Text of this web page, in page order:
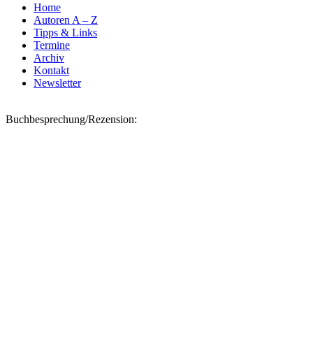
Home
Autoren A – Z
Tipps & Links
Termine
Archiv
Kontakt
Newsletter
Buchbesprechung/Rezension: